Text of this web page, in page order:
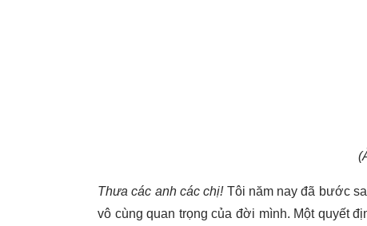
Thưa các anh các chị!Tôi năm nay đã bước
vô cùng quan trọng của đời mình. Một quyết